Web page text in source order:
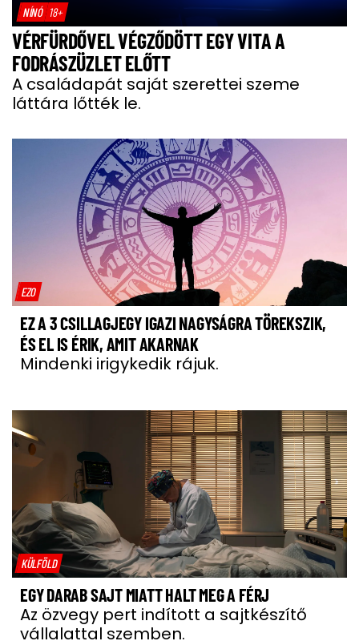
NÍNÓ 18+
VÉRFÜRDŐVEL VÉGZŐDÖTT EGY VITA A
FODRÁSZÜZLET ELŐTT
A családapát saját szerettei szeme
láttára lőtték le.
EZO
EZ A 3 CSILLAGJEGY IGAZI NAGYSÁGRA TÖREKSZIK,
ÉS EL IS ÉRIK, AMIT AKARNAK
Mindenki irigykedik rájuk.
KÜLFÖLD
EGY DARAB SAJT MIATT HALT MEG A FÉRJ
Az özvegy pert indított a sajtkészítő
vállalattal szemben.